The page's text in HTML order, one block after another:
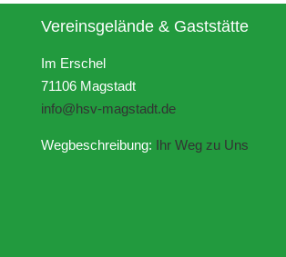
Vereinsgelände & Gaststätte
Im Erschel
71106 Magstadt
info@hsv-magstadt.de
Wegbeschreibung: Ihr Weg zu Uns